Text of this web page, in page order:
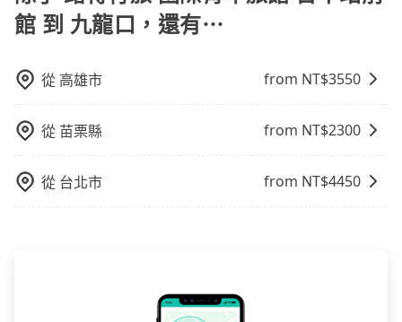
和內幕，並且可以在旅途中收集更多的故事和經驗，豐
富自己的旅程。
館 到 九龍口，還有⋯
從 高雄市 from NT$3550
從 苗栗縣 from NT$2300
從 台北市 from NT$4450